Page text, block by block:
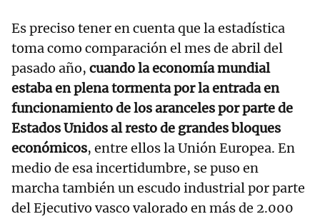
Es preciso tener en cuenta que la estadística
toma como comparación el mes de abril del
pasado año, cuando la economía mundial
estaba en plena tormenta por la entrada en
funcionamiento de los aranceles por parte de
Estados Unidos al resto de grandes bloques
económicos, entre ellos la Unión Europea. En
medio de esa incertidumbre, se puso en
marcha también un escudo industrial por parte
del Ejecutivo vasco valorado en más de 2.000